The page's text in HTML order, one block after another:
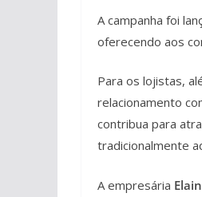
A campanha foi
oferecendo aos
Para os lojistas,
relacionamento
contribua para
tradicionalmente
A empresária